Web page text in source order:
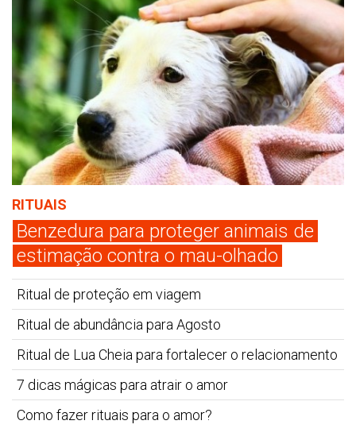
RITUAIS
Benzedura para proteger animais de
estimação contra o mau-olhado
Ritual de proteção em viagem
Ritual de abundância para Agosto
Ritual de Lua Cheia para fortalecer o relacionamento
7 dicas mágicas para atrair o amor
Como fazer rituais para o amor?